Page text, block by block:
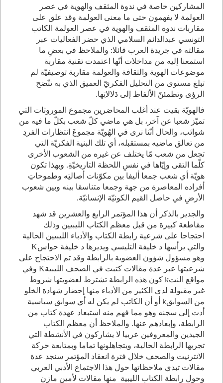
المشاركين خاصة في ندوة المثقف والهوية في عصر
العولمة لا يفهمون حتى ما معنى العولمة وقد علق على
مقاربات ندوة المثقف والهوية في عصر العولمة الكاتب
التونسي عبدالدائم السلامي الذي حضر الفعاليات عبر
مقالته في جريدة العرب قائلا: والملاحظ في بعضِ ما
استمعنا إليه من مداخلات أنّها اعتمدت تقنية مقاربة
موضوعات الهوية والثقافة والعولمة مقاربة توصيفيّة لم
تبلغ مستوى من التحليل الفكريّ العميق الذي به تتّضح
الرؤى وتطمئنّ الألفاظ إلى دَلالاتِها.
فالهويّة بقيت عند أغلب المحاضرين مجموع الموروثات التي
تميّز شعبا عن آخر، بل هي ماضي كلّ شعب بكلّ ما فيه من
شوائب، والحال أنّنا نرى في الهُويّة مجموعَ انتظارات الفردِ
من تعالق ماضيه بمستقبله، أي تلك البنية الفكريّة التي
تجعل من شعب مّا يختلف عن غيره من الشعوب الأخرى
كلّما التقى وإيّاها في نفسِ اللحظة التاريخيّةِ. وبهذا تكون
هويّة أي شعب جمعا أليفا بين مكوّنات أصالتِه وطموحاتِ
أفراده المعاصرة من جهة وجمعا متناسقا بينه وبين شعوب
الأرضِ في حاصل القيم الكونيّة الإنسانيّة.
والجدير بالذكر أن هذا المؤتمر الرابع والعشرين قد شهد
مقاطعة كبيرة من قبل معظم الكتاب الليبيين وذلك
احتجاجا على شرعية رابطة الكتاب والأدباء الليبيين الحالية
والتي يرأسها د خليفة التليسي ويديرها د خليفة حواسK
وهو مسؤول شؤون العضوية بالرابطة وقد تم الاحتجاج على
شرعيتها عبر عدة مقالات كتبت في الصحف الليبيةK وفي
مواقع النتk كون هذه الرابطة تشترط لعضويتها شروط
غير مقبولة لدى الكثير من الأدباء منها إحضار شهادة الخلو
من السوابقk أو أن الكاتب لم يكن له أي سوابق سياسية
أدت إلى سجنه وهو مما فهم منه استبعاد عهدة كتاب من
الرابطة، وإبعادهم عنها. والملاحظ أن معظم الكتاب
الجيدين والمعروفين عربيا لا يشاركون في الأنشطة التي
تجريها الرابطة الحالية، ويتجاهلونها تماما وبمتابعة حركة
الانترنيت والصحف خلال فترة انعقاد المؤتمر سنجد عدة
مقالات تبدي ملاحظاتها حول هذا الاجتماع الأدبي العربي
وحول رابطة الكتاب الليبية منها مقالات لأمين مازن